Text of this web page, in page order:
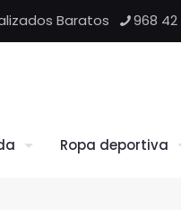
Baratos 968 42
Ropa deportiva